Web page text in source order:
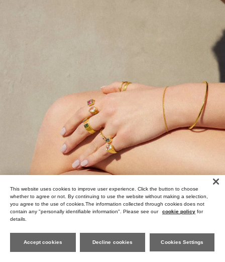
This website uses cookies to improve user experience. Click the button to choose
whether to agree or not. By continuing to use the website without making a selection,
you agree to the use of cookies.The information collected through cookies does not
contain any "personally identifiable information". Please see our
cookie policy for
details.
Cookies Settings
Decline cookies
Accept cookies